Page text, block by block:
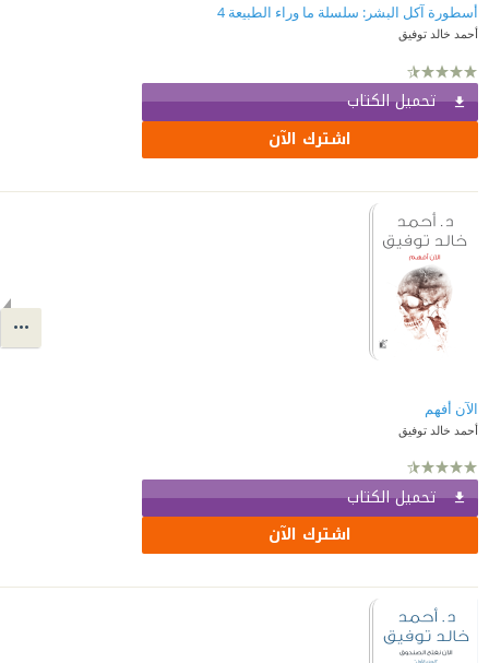
أسطورة آكل البشر: سلسلة ما وراء الطبيعة 4
أحمد خالد توفيق
تحميل الكتاب
اشترك الآن
الآن أفهم
أحمد خالد توفيق
تحميل الكتاب
اشترك الآن